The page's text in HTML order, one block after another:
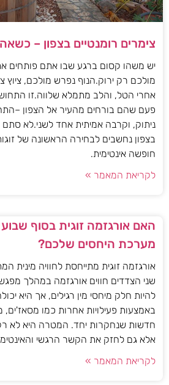
צימרים רומנטיים בצפון –
יש משהו קסום ברגע שבו אתם פותחים
מולכם רק ירוק.הנוף נפרש מולכם, ציוץ
אחרי הטל, והלב מתמלא שלווה.זו
פעם שהם בורחים מהעיר אל הצפון
ניתוק, וקרבה אמיתית אחד לשני.לא סתם
בצפון נחשבים לבחירה הראשונה של
חופשה אינטימית.
לקריאת המאמר »
האם אורגזמה זוגית בסוף
מערכת היחסים שלכם?
אורגזמה זוגית מתייחסת לחוויה מינית
שני הצדדים חווים אורגזמה במהלך מפגש
להיות חלק מיחסי מין רגילים, אך היא
באמצעות פעילויות אחרות כמו מסאז'ים,
חדשות שנחקרות יחד. המטרה היא לא רק
אלא גם לחזק את הקשר הרגשי והאינטימי
לקריאת המאמר »